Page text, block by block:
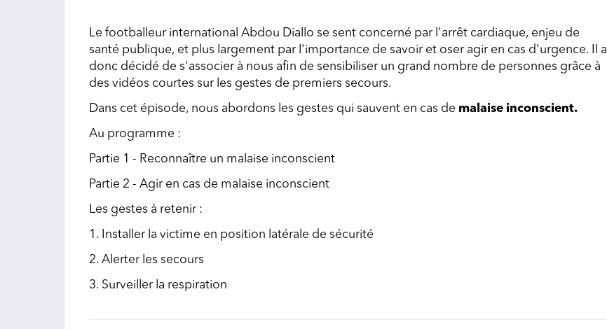
Le footballeur international Abdou Diallo se sent concerné par l'arrêt cardiaque, enjeu de
santé publique, et plus largement par l'importance de savoir et oser agir en cas d'urgence. Il a
donc décidé de s'associer à nous afin de sensibiliser un grand nombre de personnes grâce à
des vidéos courtes sur les gestes de premiers secours.
Dans cet épisode, nous abordons les gestes qui sauvent en cas de malaise inconscient.
Au programme :
Partie 1 - Reconnaître un malaise inconscient
Partie 2 - Agir en cas de malaise inconscient
Les gestes à retenir :
1. Installer la victime en position latérale de sécurité
2. Alerter les secours
3. Surveiller la respiration